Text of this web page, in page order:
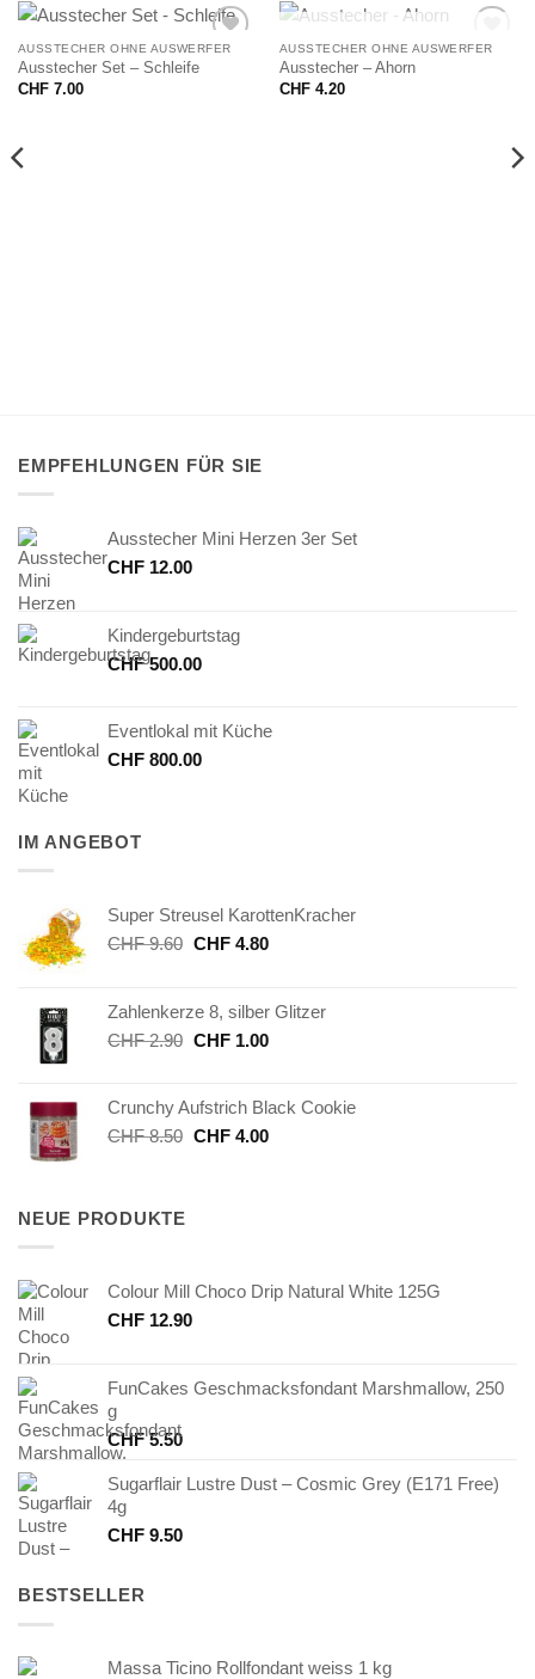
AUSSTECHER OHNE AUSWERFER
Ausstecher Set – Schleife
CHF7.00
NICHT VORRÄTIG
AUSSTECHER OHNE AUSWERFER
Ausstecher – Ahorn
CHF4.20
EMPFEHLUNGEN FÜR SIE
Ausstecher Mini Herzen 3er Set
CHF 12.00
Kindergeburtstag
CHF500.00
Eventlokal mit Küche
CHF 800.00
IM ANGEBOT
Super Streusel KarottenKracher
CHF9.60 Ursprünglicher
CHF 9.60
CHF4.80Aktueller
CHF 4.80.
Zahlenkerze 8, silber Glitzer
CHF2.90 Ursprünglicher
CHF 2.90
CHF1.00Aktueller
CHF 1.00.
Crunchy Aufstrich Black Cookie
CHF8.50 Ursprünglicher
CHF4.00Aktueller
NEUE PRODUKTE
Colour Mill Choco Drip Natural White 125G
CHF 12.90
FunCakes Geschmacksfondant Marshmallow, 250
g
CHF5.50
Sugarflair Lustre Dust – Cosmic Grey (E171 Free)
4g
CHF 9.50
BESTSELLER
Massa Ticino Rollfondant weiss 1 kg